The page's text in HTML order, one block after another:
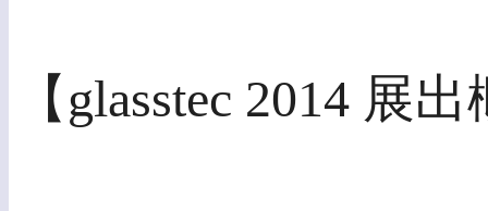
【glasstec 2014 展